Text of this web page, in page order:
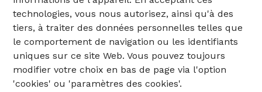
technologies, vous nous autorisez, ainsi qu'à des
tiers, à traiter des données personnelles telles que
le comportement de navigation ou les identifiants
uniques sur ce site Web. Vous pouvez toujours
modifier votre choix en bas de page via l'option
'cookies' ou 'paramètres des cookies'.
relativement vite. Les isolants biosourcés la freinent
bien mieux grâce à leur densité : laine de bois, liège
en panneaux ou en vrac, ouate de cellulose, chanvre,
lin. Une toiture isolée en sarking avec de la laine de
bois restera nettement plus fraîche en été qu'une
toiture isolée en PUR, à épaisseur comparable. Le